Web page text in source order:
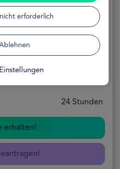
erforderlich
Ratenzahlung
100% Online
24 Stunden
erhalten!